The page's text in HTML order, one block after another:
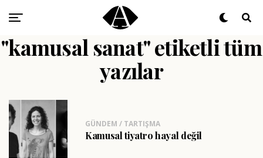
"kamusal sanat" etiketli tüm
yazılar
GÜNDEM / TARTIŞMA
Kamusal tiyatro hayal değil